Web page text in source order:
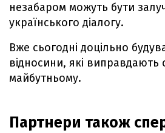
незабаром можуть бути
українського діалогу.
Вже сьогодні доцільно
відносини, які виправдають
майбутньому.
Партнери також